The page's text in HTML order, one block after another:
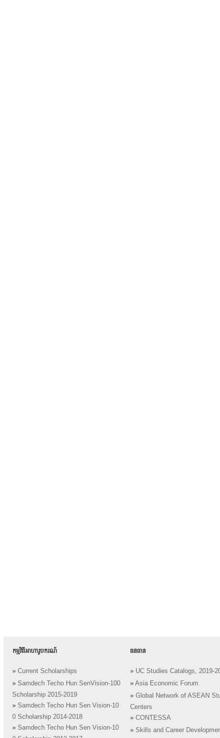
កម្មវិធីអាហារូបករណ៍
» Current Scholarships
» Samdech Techo Hun SenVision-100
Scholarship 2015-2019
» Samdech Techo Hun Sen Vision-10
0 Scholarship 2014-2018
» Samdech Techo Hun Sen Vision-10
ធនធាន
» UC Studies Catalogs, 2019-
» Asia Economic Forum
» Global Network of ASEAN
Centers
» CONTESSA
» Skills and Career